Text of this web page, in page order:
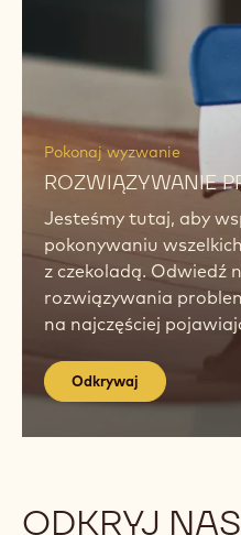
umiejętności, pokonuj
poziom rzemiosła
specjalistycznym
rozwiązaniom
kreacje.
Odkrywaj
pokonywaniu
Odkrywaj
Odkrywaj